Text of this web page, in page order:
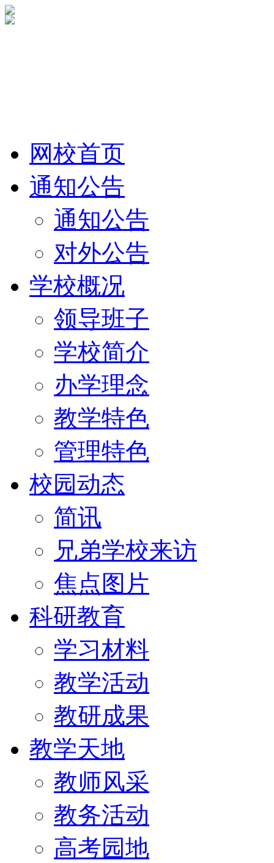
网校首页
通知公告
通知公告
对外公告
学校概况
领导班子
学校简介
办学理念
教学特色
管理特色
校园动态
简讯
兄弟学校来访
焦点图片
科研教育
学习材料
教学活动
教研成果
教学天地
教师风采
教务活动
高考园地